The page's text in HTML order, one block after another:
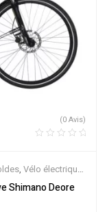
(0 Avis)
, Vélo électrique
Shimano Deore